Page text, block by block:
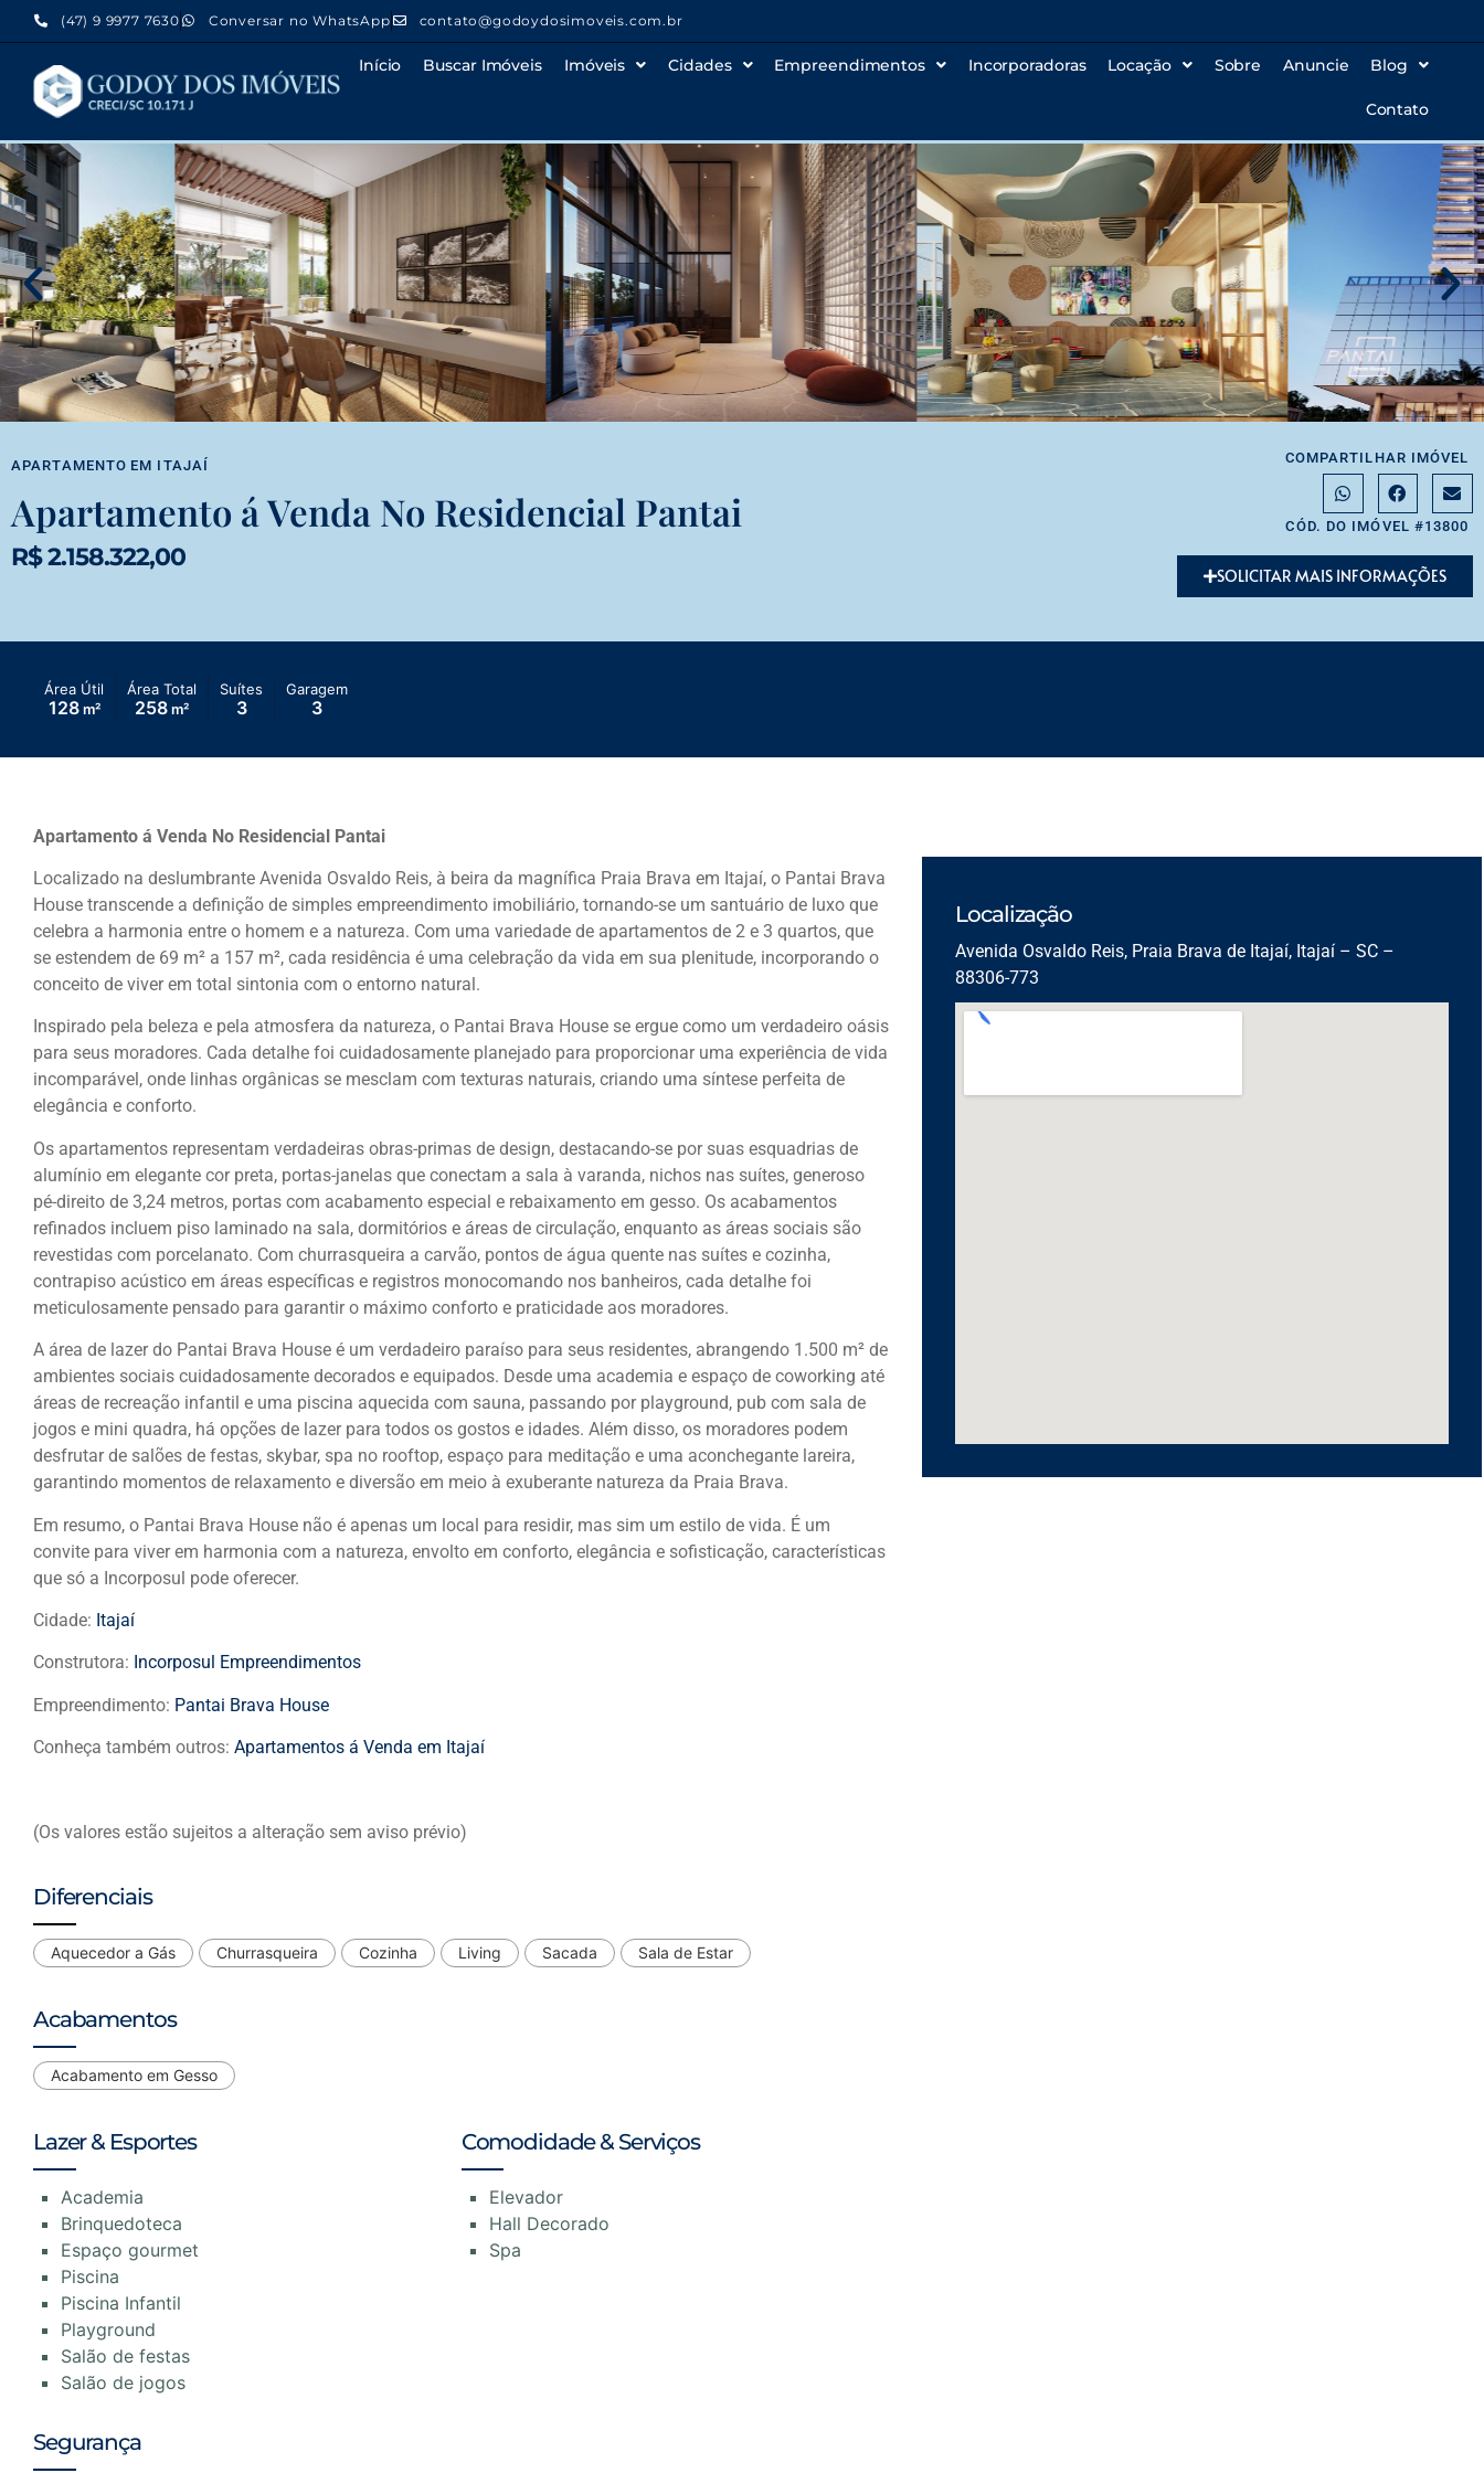
(47) 9 9977 7630 Conversar no WhatsApp contato@godoydosimoveis.com.br
Início Buscar Imóveis Imóveis Cidades Empreendimentos Incorporadoras Locação Sobre Anuncie Blog
Contato
APARTAMENTO EM ITAJAÍ
Apartamento á Venda No Residencial Pantai
R$ 2.158.322,00
COMPARTILHAR IMÓVEL
CÓD. DO IMÓVEL #13800
SOLICITAR MAIS INFORMAÇÕES
Área Útil
128m²
Área Total
258 m²
Suítes
3
Garagem
3
Apartamento á Venda No Residencial Pantai
Localizado na deslumbrante Avenida Osvaldo Reis, à beira da magnífica Praia Brava em Itajaí, o Pantai Brava
House transcende a definição de simples empreendimento imobiliário, tornando-se um santuário de luxo que
celebra a harmonia entre o homem e a natureza. Com uma variedade de apartamentos de 2 e 3 quartos, que
se estendem de 69 m² a 157 m², cada residência é uma celebração da vida em sua plenitude, incorporando o
conceito de viver em total sintonia com o entorno natural.
Inspirado pela beleza e pela atmosfera da natureza, o Pantai Brava House se ergue como um verdadeiro oásis
para seus moradores. Cada detalhe foi cuidadosamente planejado para proporcionar uma experiência de vida
incomparável, onde linhas orgânicas se mesclam com texturas naturais, criando uma síntese perfeita de
elegância e conforto.
Os apartamentos representam verdadeiras obras-primas de design, destacando-se por suas esquadrias de
alumínio em elegante cor preta, portas-janelas que conectam a sala à varanda, nichos nas suítes, generoso
pé-direito de 3,24 metros, portas com acabamento especial e rebaixamento em gesso. Os acabamentos
refinados incluem piso laminado na sala, dormitórios e áreas de circulação, enquanto as áreas sociais são
revestidas com porcelanato. Com churrasqueira a carvão, pontos de água quente nas suítes e cozinha,
contrapiso acústico em áreas específicas e registros monocomando nos banheiros, cada detalhe foi
meticulosamente pensado para garantir o máximo conforto e praticidade aos moradores.
A área de lazer do Pantai Brava House é um verdadeiro paraíso para seus residentes, abrangendo 1.500 m² de
ambientes sociais cuidadosamente decorados e equipados. Desde uma academia e espaço de coworking até
áreas de recreação infantil e uma piscina aquecida com sauna, passando por playground, pub com sala de
jogos e mini quadra, há opções de lazer para todos os gostos e idades. Além disso, os moradores podem
desfrutar de salões de festas, skybar, spa no rooftop, espaço para meditação e uma aconchegante lareira,
garantindo momentos de relaxamento e diversão em meio à exuberante natureza da Praia Brava.
Em resumo, o Pantai Brava House não é apenas um local para residir, mas sim um estilo de vida. É um
convite para viver em harmonia com a natureza, envolto em conforto, elegância e sofisticação, características
que só a Incorposul pode oferecer.
Cidade: Itajaí
Construtora: Incorposul Empreendimentos
Empreendimento: Pantai Brava House
Conheça também outros: Apartamentos á Venda em Itajaí
(Os valores estão sujeitos a alteração sem aviso prévio)
Diferenciais
Aquecedor a Gás Churrasqueira Cozinha Living Sacada Sala de Estar
Acabamentos
Acabamento em Gesso
Lazer & Esportes
Academia
Brinquedoteca
Espaço gourmet
Piscina
Piscina Infantil
Playground
Salão de festas
Salão de jogos
Comodidade & Serviços
Elevador
Hall Decorado
Spa
Segurança
Localização
Avenida Osvaldo Reis, Praia Brava de Itajaí, Itajaí – SC –
88306-773